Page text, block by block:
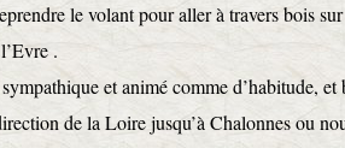
le volant pour aller à travers bois
.
et animé comme d’habitude, et
de la Loire jusqu’à Chalonnes ou